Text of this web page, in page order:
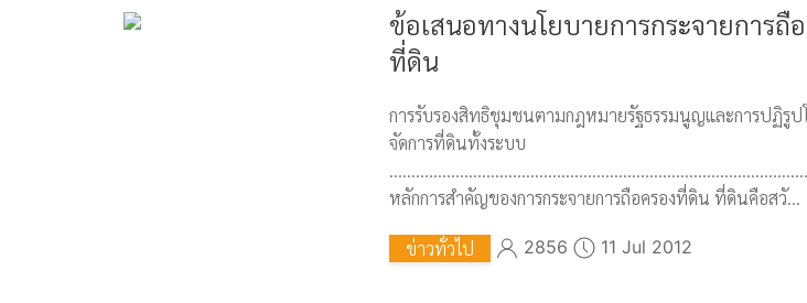
ข้อเสนอทางนโยบายการกระจายการถื
ที่ดิน
การรับรองสิทธิชุมชนตามกฎหมายรัฐธรรมนูญและการปฏิรูปโ
จัดการที่ดินทั้งระบบ
หลักการสำคัญของการกระจายการถือครองที่ดิน ที่ดินคือสวั...
ข่าวทั่วไป 2856 11 Jul 2012